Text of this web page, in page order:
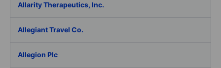
Allarity Therapeutics, Inc.
Allegiant Travel Co.
Allegion Plc